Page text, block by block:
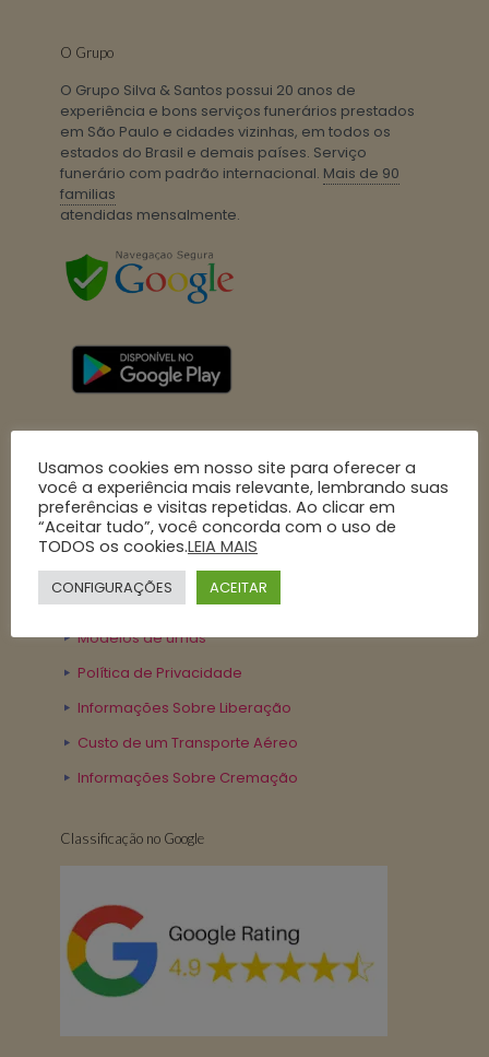
O Grupo
O Grupo Silva & Santos possui 20 anos de
experiência e bons serviços funerários prestados
em São Paulo e cidades vizinhas, em todos os
estados do Brasil e demais países. Serviço
funerário com padrão internacional. Mais de 90
familias
atendidas mensalmente.
Nossa Politica
Contrato de Serviço
Cremações de exumações
Modelos de urnas
Política de Privacidade
Informações Sobre Liberação
Custo de um Transporte Aéreo
Informações Sobre Cremação
Classificação no Google
Usamos cookies em nosso site para oferecer a
você a experiência mais relevante, lembrando suas
preferências e visitas repetidas. Ao clicar em
“Aceitar tudo”, você concorda com o uso de
TODOS os cookies.LEIA MAIS
CONFIGURAÇÕES ACEITAR